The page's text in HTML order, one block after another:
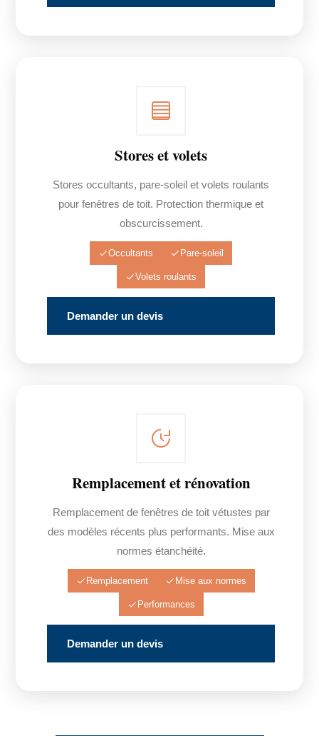
Stores et volets
Stores occultants, pare-soleil et volets roulants
pour fenêtres de toit. Protection thermique et
obscurcissement.
Occultants Pare-soleil
Volets roulants
Demander un devis
Remplacement et rénovation
Remplacement de fenêtres de toit vétustes par
des modèles récents plus performants. Mise aux
normes étanchéité.
Remplacement Mise aux normes
Performances
Demander un devis